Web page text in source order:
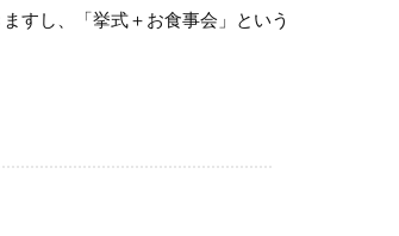
すし、「挙式＋お食事会」という